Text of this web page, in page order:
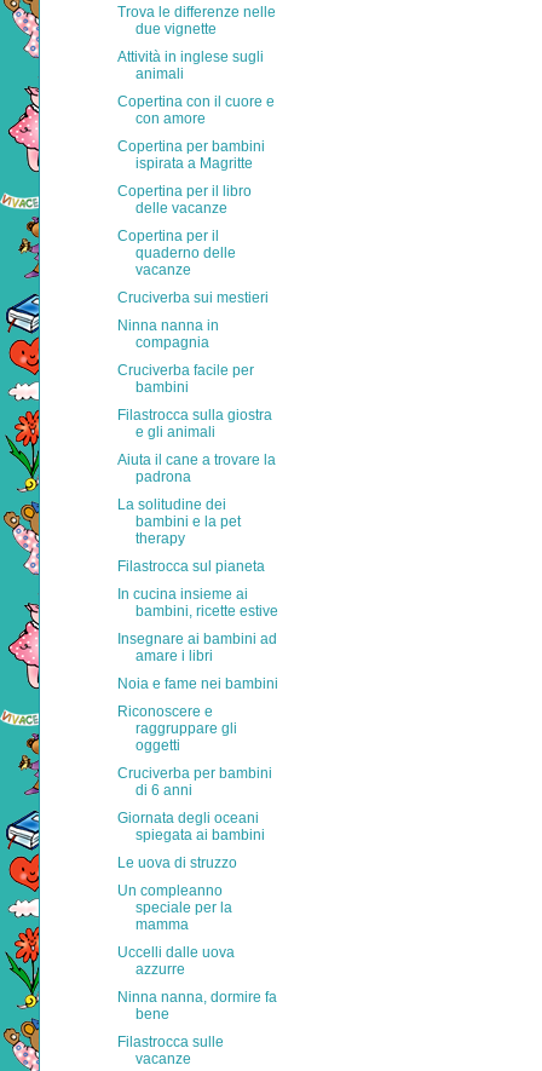
Trova le differenze nelle
due vignette
Attività in inglese sugli
animali
Copertina con il cuore e
con amore
Copertina per bambini
ispirata a Magritte
Copertina per il libro
delle vacanze
Copertina per il
quaderno delle
vacanze
Cruciverba sui mestieri
Ninna nanna in
compagnia
Cruciverba facile per
bambini
Filastrocca sulla giostra
e gli animali
Aiuta il cane a trovare la
padrona
La solitudine dei
bambini e la pet
therapy
Filastrocca sul pianeta
In cucina insieme ai
bambini, ricette estive
Insegnare ai bambini ad
amare i libri
Noia e fame nei bambini
Riconoscere e
raggruppare gli
oggetti
Cruciverba per bambini
di 6 anni
Giornata degli oceani
spiegata ai bambini
Le uova di struzzo
Un compleanno
speciale per la
mamma
Uccelli dalle uova
azzurre
Ninna nanna, dormire fa
bene
Filastrocca sulle
vacanze